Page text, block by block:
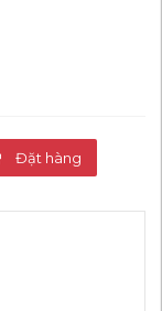
Đặt hàng